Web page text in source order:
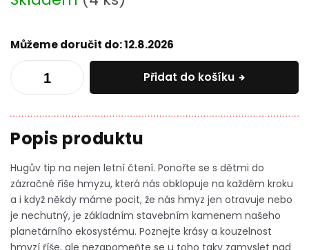
cena:
Můžeme doručit do:12.8.2026
Přidat do košíku
Hugův tip na nejen letní čtení. Ponořte se s dětmi do
zázračné říše hmyzu, která nás obklopuje na každém kroku
a i když někdy máme pocit, že nás hmyz jen otravuje nebo
je nechutný, je základním stavebním kamenem našeho
planetárního ekosystému. Poznejte krásy a kouzelnost
hmyzí říše, ale nezapomeňte se u toho taky zamyslet nad